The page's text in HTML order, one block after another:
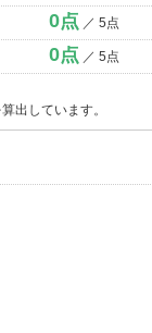
0点 ／ 5点
0点 ／ 5点
出しています。